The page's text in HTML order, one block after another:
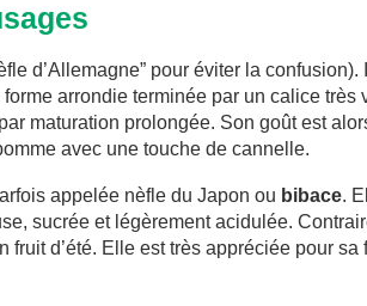
d’Allemagne” pour éviter la confusion).
arrondie terminée par un calice très
maturation prolongée. Son goût est
avec une touche de cannelle.
appelée nèfle du Japon ou bibace.
sucrée et légèrement acidulée.
d’été. Elle est très appréciée pour sa